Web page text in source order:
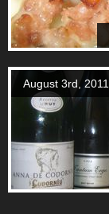
August 3rd, 2011